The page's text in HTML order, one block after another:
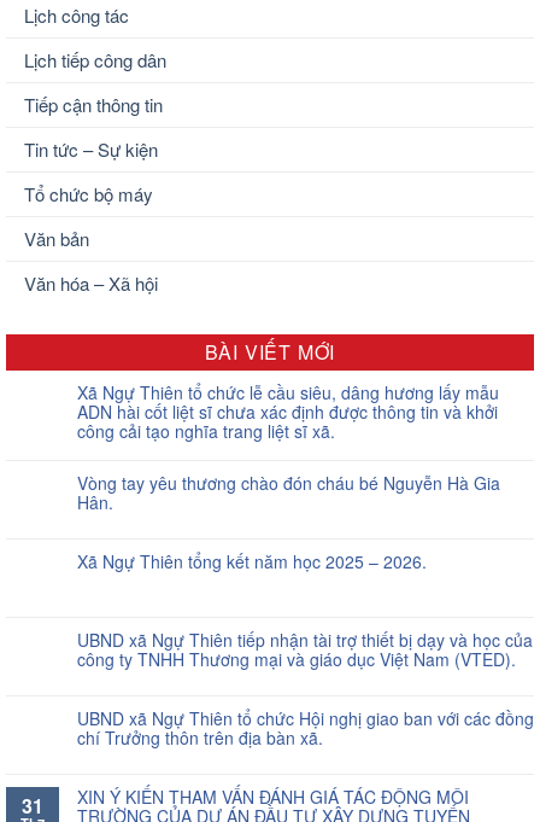
Lịch công tác
Lịch tiếp công dân
Tiếp cận thông tin
Tin tức – Sự kiện
Tổ chức bộ máy
Văn bản
Văn hóa – Xã hội
BÀI VIẾT MỚI
Xã Ngự Thiên tổ chức lễ cầu siêu, dâng hương lấy mẫu
ADN hài cốt liệt sĩ chưa xác định được thông tin và khởi
công cải tạo nghĩa trang liệt sĩ xã.
Vòng tay yêu thương chào đón cháu bé Nguyễn Hà Gia
Hân.
Xã Ngự Thiên tổng kết năm học 2025 – 2026.
UBND xã Ngự Thiên tiếp nhận tài trợ thiết bị dạy và học của
công ty TNHH Thương mại và giáo dục Việt Nam (VTED).
UBND xã Ngự Thiên tổ chức Hội nghị giao ban với các đồng
chí Trưởng thôn trên địa bàn xã.
31
XIN Ý KIẾN THAM VẤN ĐÁNH GIÁ TÁC ĐỘNG MÔI
TRƯỜNG CỦA DỰ ÁN ĐẦU TƯ XÂY DỰNG TUYẾN